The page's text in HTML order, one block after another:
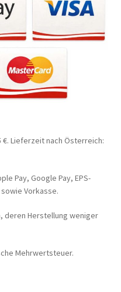
Lieferzeit nach Österreich:
Pay, Google Pay, EPS-
Vorkasse.
deren Herstellung weniger
Mehrwertsteuer.